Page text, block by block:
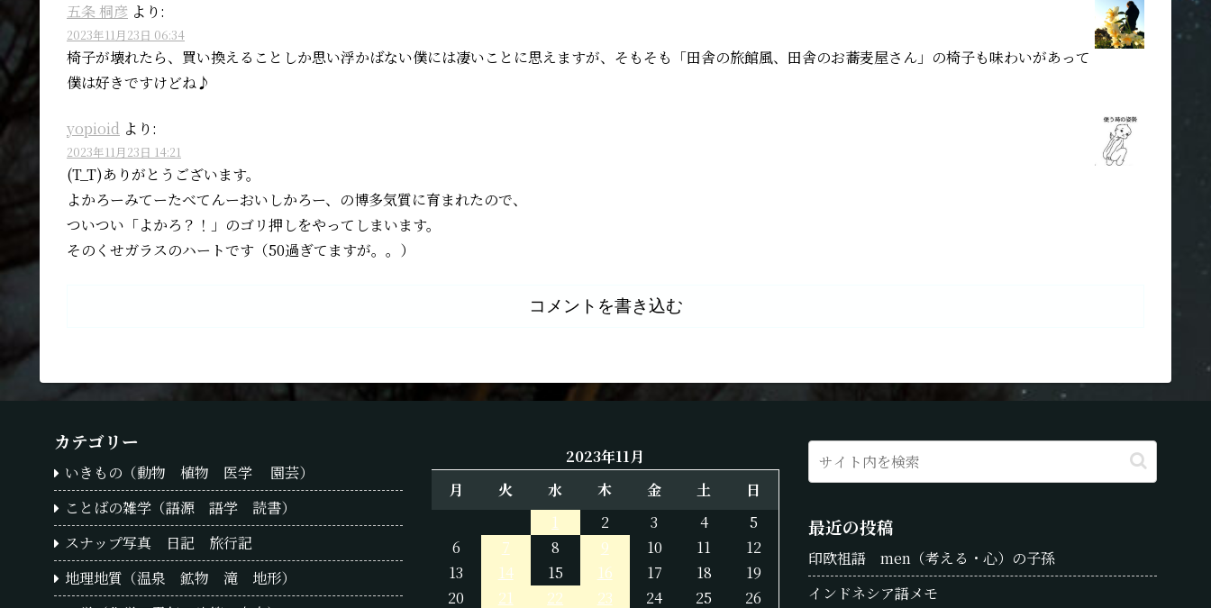
五条 桐彦 より:
2023年11月23日 06:34
椅子が壊れたら、買い換えることしか思い浮かばない僕には凄いことに思えますが、そもそも「田舎の旅館風、田舎のお蕎麦屋さん」の椅子も味わいがあって
僕は好きですけどね♪
yopioid より:
2023年11月23日 14:21
(T_T)ありがとうございます。
よかろーみてーたべてんーおいしかろー、の博多気質に育まれたので、
ついつい「よかろ？！」のゴリ押しをやってしまいます。
そのくせガラスのハートです（50過ぎてますが。。）
コメントを書き込む
カテゴリー
いきもの（動物 植物 医学 園芸）
ことばの雑学（語源 語学 読書）
スナップ写真 日記 旅行記
地理地質（温泉 鉱物 滝 地形）
2023年11月
月
火 水 木 金 土
日
1
2 3 4
5
6
7 8 9 10 11
12
13
14 15 16 17 18
19
20
21 22 23 24 25 26
最近の投稿
印欧祖語 men（考える・心）の子孫
インドネシア語メモ